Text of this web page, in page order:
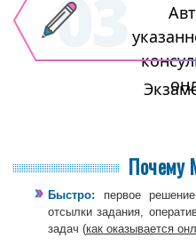
Почему
Быстро: первое
отсылки задания,
задач (как оказывается